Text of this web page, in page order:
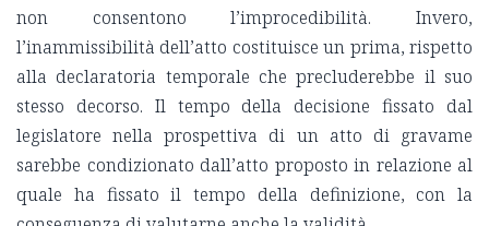
non consentono l’improcedibilità. Invero,
l’inammissibilità dell’atto costituisce un prima, rispetto
alla declaratoria temporale che precluderebbe il suo
stesso decorso. Il tempo della decisione fissato dal
legislatore nella prospettiva di un atto di gravame
sarebbe condizionato dall’atto proposto in relazione al
quale ha fissato il tempo della definizione, con la